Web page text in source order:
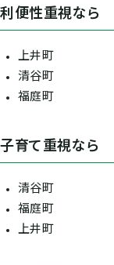
利便性重視なら
上井町
清谷町
福庭町
子育て重視なら
清谷町
福庭町
上井町